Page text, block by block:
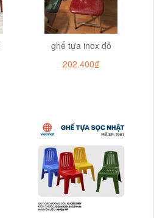
ghế tựa inox đỏ
202.400₫